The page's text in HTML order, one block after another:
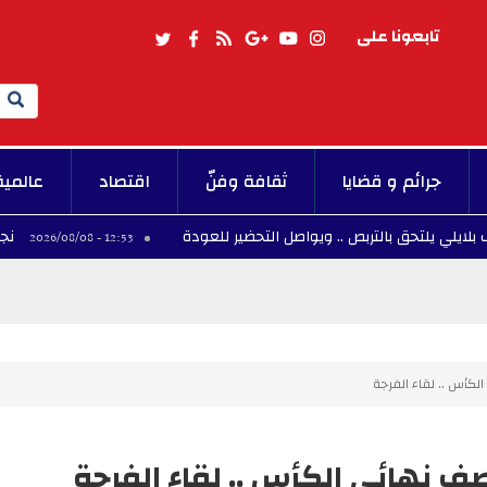
تابعونا على
Search
جرائم و قضايا ثقافة وفنّ اقتصاد
بالتربص .. ويواصل التحضير للعودة 12:53 - 2026/08/08 نجم
.. لقاء الفرجة